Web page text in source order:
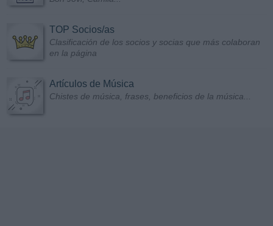
TOP Socios/as
Clasificación de los socios y socias que más colaboran
en la página
Artículos de Música
Chistes de música, frases, beneficios de la música...